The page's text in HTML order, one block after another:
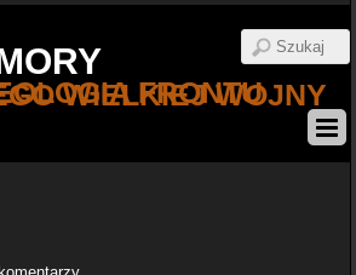
WSCHODNIEGO WIELKIEJ WOJNY